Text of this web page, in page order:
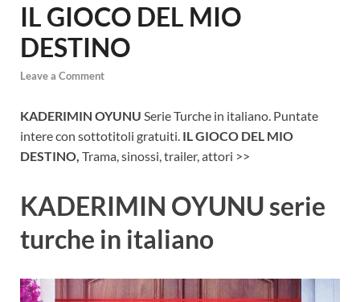
IL GIOCO DEL MIO
DESTINO
Leave a Comment
KADERIMIN OYUNU Serie Turche in italiano. Puntate
intere con sottotitoli gratuiti. IL GIOCO DEL MIO
DESTINO, Trama, sinossi, trailer, attori >>
KADERIMIN OYUNU serie
turche in italiano